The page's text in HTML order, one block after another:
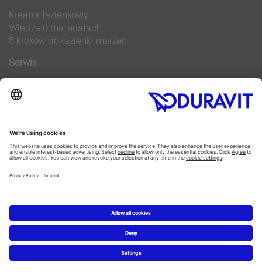
Kreator łazienkowy
Wiedza o materiałach
5 kroków do łazienki marzeń
Serwis
Zdjęcia prasowe
Najczęściej zadawane pytania
Pinterest
Blog
Linked In